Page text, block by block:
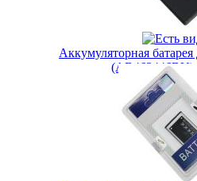
Аккумуляторная
(AB463446BU)
Артикул:
399
Наличие:
Купить в